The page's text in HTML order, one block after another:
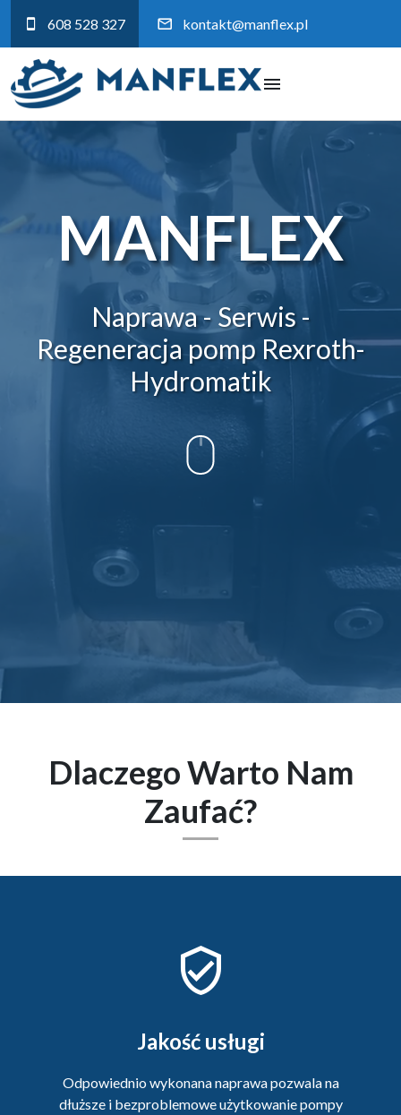
608 528 327 kontakt@manflex.pl
MANFLEX
Naprawa - Serwis -
Regeneracja pomp Rexroth-
Hydromatik
Dlaczego Warto Nam
Zaufać?
Jakość usługi
Odpowiednio wykonana naprawa pozwala na
dłuższe i bezproblemowe użytkowanie pompy